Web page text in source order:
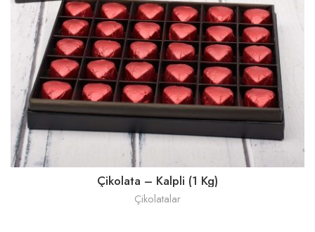
Çikolata – Kalpli (1 Kg)
Çikolatalar